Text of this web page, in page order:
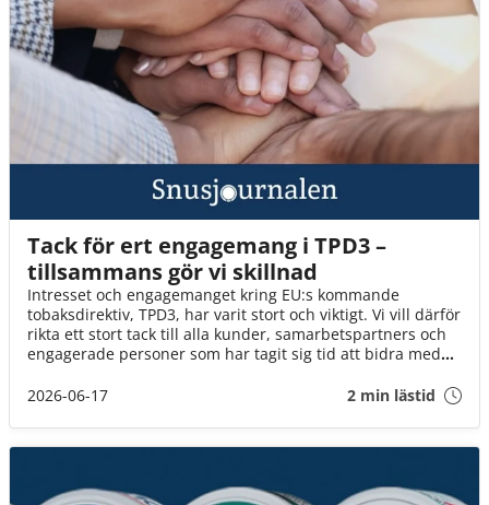
Tack för ert engagemang i TPD3 –
tillsammans gör vi skillnad
Intresset och engagemanget kring EU:s kommande
tobaksdirektiv, TPD3, har varit stort och viktigt. Vi vill därför
rikta ett stort tack till alla kunder, samarbetspartners och
engagerade personer som har tagit sig tid att bidra med
2026-06-17
2 min lästid